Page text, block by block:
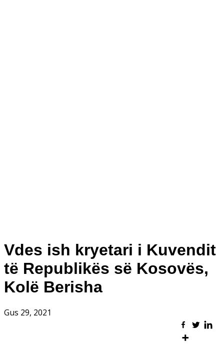
Vdes ish kryetari i Kuvendit
të Republikës së Kosovës,
Kolë Berisha
Gus 29, 2021